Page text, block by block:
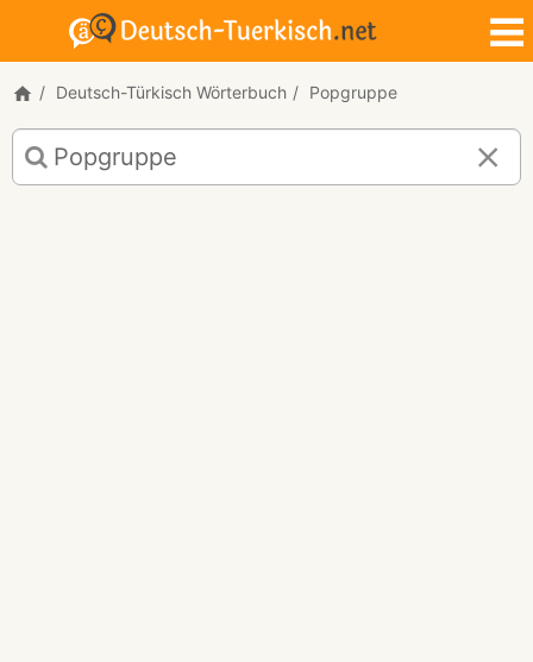
Deutsch-Türkisch Wörterbuch Popgruppe
Deutsch-
Türkisch
Übersetzung